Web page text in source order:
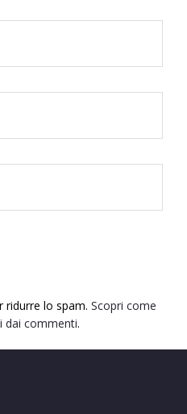
ridurre lo spam. Scopri come
dai commenti.